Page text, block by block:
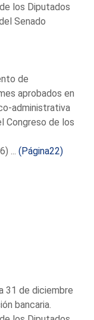
los Diputados
Senado
de
aprobados en
administrativa
Congreso de los
...(Página22)
31 de diciembre
bancaria.